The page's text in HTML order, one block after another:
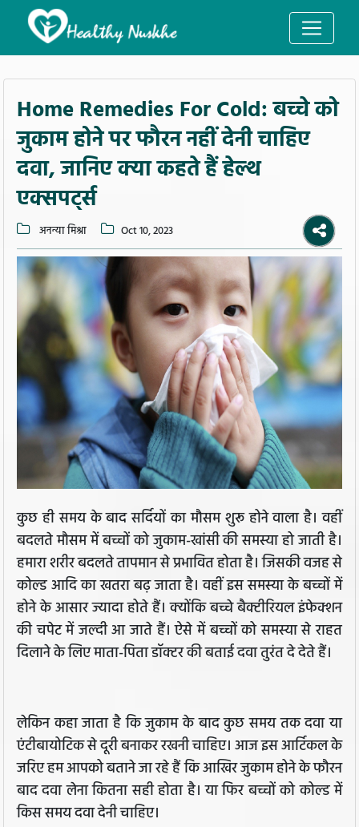
Home Remedies For Cold: बच्चे को
जुकाम होने पर फौरन नहीं देनी चाहिए
दवा, जानिए क्या कहते हैं हेल्थ
एक्सपर्ट्स
अनन्या मिश्रा Oct 10, 2023
कुछ ही समय के बाद सर्दियों का मौसम शुरू होने वाला है। वहीं
बदलते मौसम में बच्चों को जुकाम-खांसी की समस्या हो जाती है।
हमारा शरीर बदलते तापमान से प्रभावित होता है। जिसकी वजह से
कोल्ड आदि का खतरा बढ़ जाता है। वहीं इस समस्या के बच्चों में
होने के आसार ज्यादा होते हैं। क्योंकि बच्चे बैक्टीरियल इंफेक्शन
की चपेट में जल्दी आ जाते हैं। ऐसे में बच्चों को समस्या से राहत
दिलाने के लिए माता-पिता डॉक्टर की बताई दवा तुरंत दे देते हैं।
लेकिन कहा जाता है कि जुकाम के बाद कुछ समय तक दवा या
एंटीबायोटिक से दूरी बनाकर रखनी चाहिए। आज इस आर्टिकल के
जरिए हम आपको बताने जा रहे हैं कि आखिर जुकाम होने के फौरन
बाद दवा लेना कितना सही होता है। या फिर बच्चों को कोल्ड में
किस समय दवा देनी चाहिए।